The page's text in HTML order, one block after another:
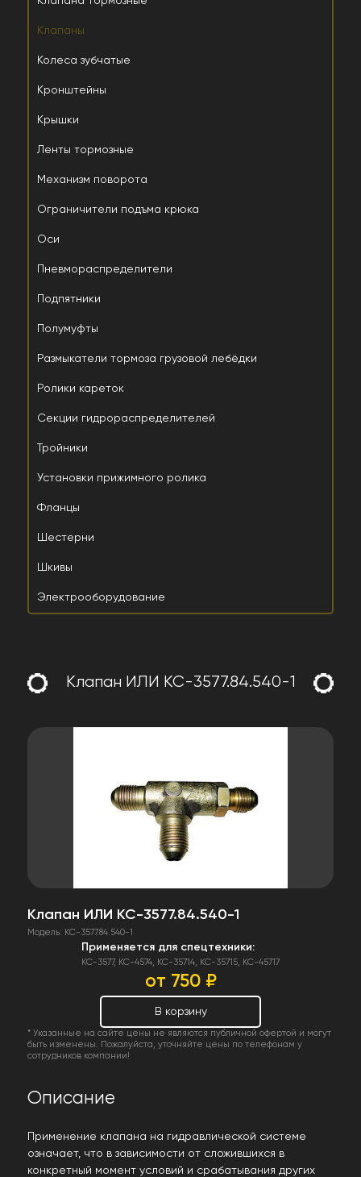
Клапаны
Колеса зубчатые
Кронштейны
Крышки
Ленты тормозные
Механизм поворота
Ограничители подъма крюка
Оси
Пневмораспределители
Подпятники
Полумуфты
Размыкатели тормоза грузовой лебёдки
Ролики кареток
Секции гидрораспределителей
Тройники
Установки прижимного ролика
Фланцы
Шестерни
Шкивы
Электрооборудование
Клапан ИЛИ КС-3577.84.540-1
Клапан ИЛИ КС-3577.84.540-1
Модель: КС-3577.84.540-1
Применяется для спецтехники:
КС-3577, КС-4574, КС-35714, КС-35715, КС-45717
от 750 ₽
В корзину
* Указанные на сайте цены не являются публичной офертой и могут
быть изменены. Пожалуйста, уточняйте цены по телефонам у
сотрудников компании!
Описание
Применение клапана на гидравлической системе
означает, что в зависимости от сложившихся в
конкретный момент условий и срабатывания других